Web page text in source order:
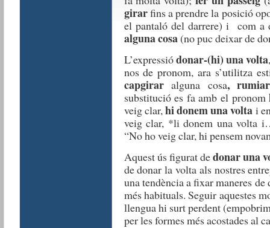
girarfins a prendre la posició
el pantaló del darrere) i com a
alguna cosa(no puc deixar de
L’expressiódonar-(hi) una volta
nos de pronom, ara s’utilitza
capgiraralguna cosa,
substitució es fa amb el pronom
veig clar,hi donem una volta i
veig clar, *li donem una volta
“No ho veig clar, hi pensem
Aquest ús figurat dedonar una
de donar la volta als nostres
una tendència a fixar maneres
més habituals. Seguir aquestes
llengua hi surt perdent
per les formes més acostades al